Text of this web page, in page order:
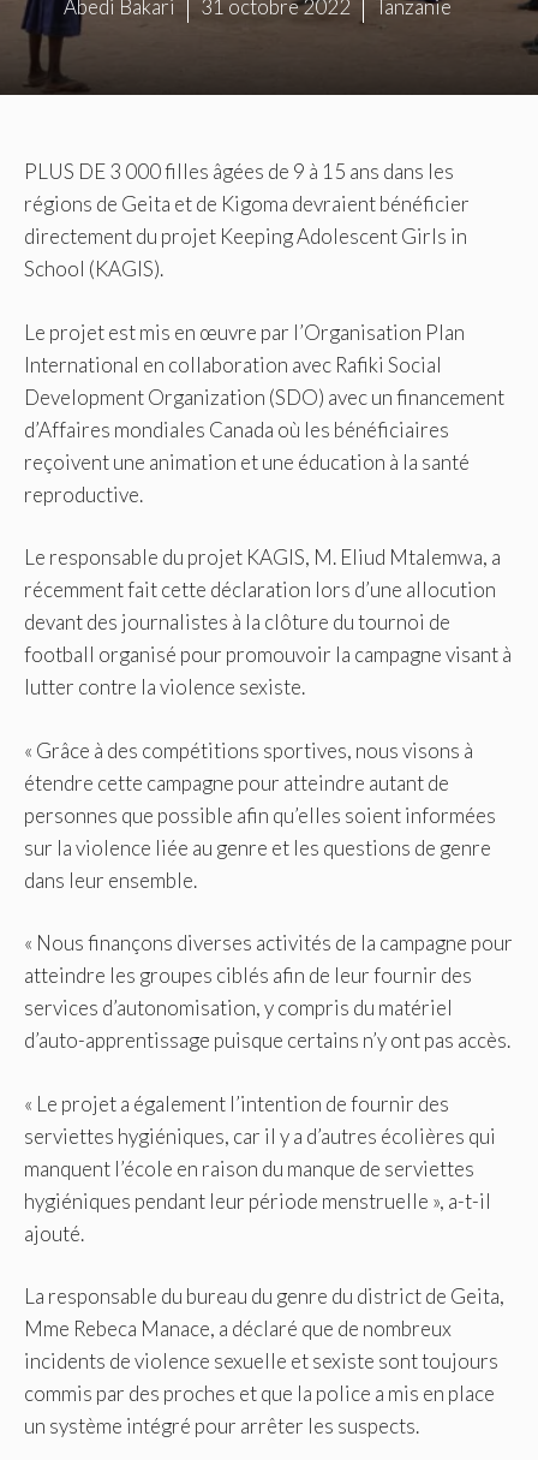
Abedi Bakari 31 octobre 2022 Tanzanie
PLUS DE 3 000 filles âgées de 9 à 15 ans dans les
régions de Geita et de Kigoma devraient bénéficier
directement du projet Keeping Adolescent Girls in
School (KAGIS).
Le projet est mis en œuvre par l’Organisation Plan
International en collaboration avec Rafiki Social
Development Organization (SDO) avec un financement
d’Affaires mondiales Canada où les bénéficiaires
reçoivent une animation et une éducation à la santé
reproductive.
Le responsable du projet KAGIS, M. Eliud Mtalemwa, a
récemment fait cette déclaration lors d’une allocution
devant des journalistes à la clôture du tournoi de
football organisé pour promouvoir la campagne visant à
lutter contre la violence sexiste.
« Grâce à des compétitions sportives, nous visons à
étendre cette campagne pour atteindre autant de
personnes que possible afin qu’elles soient informées
sur la violence liée au genre et les questions de genre
dans leur ensemble.
« Nous finançons diverses activités de la campagne pour
atteindre les groupes ciblés afin de leur fournir des
services d’autonomisation, y compris du matériel
d’auto-apprentissage puisque certains n’y ont pas accès.
« Le projet a également l’intention de fournir des
serviettes hygiéniques, car il y a d’autres écolières qui
manquent l’école en raison du manque de serviettes
hygiéniques pendant leur période menstruelle », a-t-il
ajouté.
La responsable du bureau du genre du district de Geita,
Mme Rebeca Manace, a déclaré que de nombreux
incidents de violence sexuelle et sexiste sont toujours
commis par des proches et que la police a mis en place
un système intégré pour arrêter les suspects.